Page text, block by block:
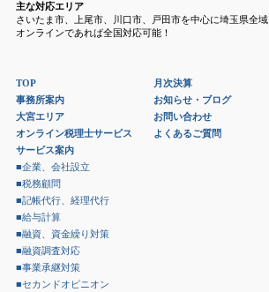
主な対応エリア
さいたま市、上尾市、川口市、戸田市を中心に埼玉県全域
オンラインであれば全国対応可能！
TOP
事務所案内
大宮エリア
オンライン税理士サービス
サービス案内
■企業、会社設立
■税務顧問
■記帳代行、経理代行
■給与計算
■融資、資金繰り対策
■融資調査対応
■事業承継対策
■セカンドオピニオン
月次決算
お知らせ・ブログ
お問い合わせ
よくあるご質問